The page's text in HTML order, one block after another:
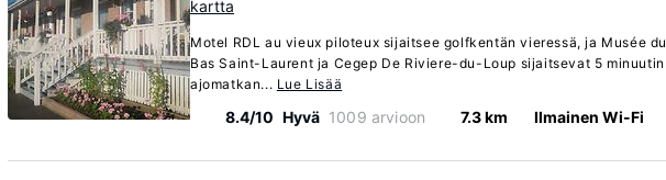
kartta
Motel RDL au vieux piloteux sijaitsee golfkentän vieressä, ja Musée du
Bas Saint-Laurent ja Cegep De Riviere-du-Loup sijaitsevat 5 minuutin
ajomatkan... Lue Lisää
8.4/10 Hyvä 1009 arvioon 7.3 km Ilmainen Wi-Fi